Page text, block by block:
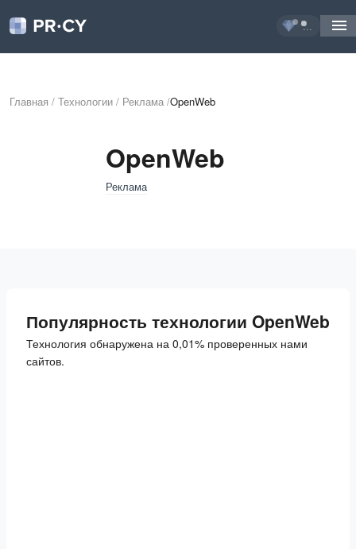
...
Главная / Технологии / Реклама /OpenWeb
OpenWeb
Реклама
Популярность технологии OpenWeb
Технология обнаружена на 0,01% проверенных нами
сайтов.